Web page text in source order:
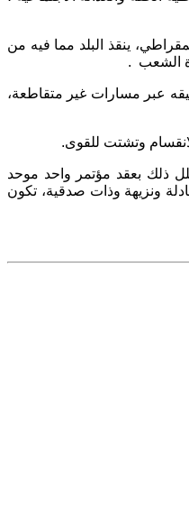
ينقذ البلد مما فيه من
الشعب .
عبر مسارات غير متقاطعة،
وتشتت للقوى.
ذلك بعقد مؤتمر واحد موحد
ونزيهة وذات صدقية، تكون